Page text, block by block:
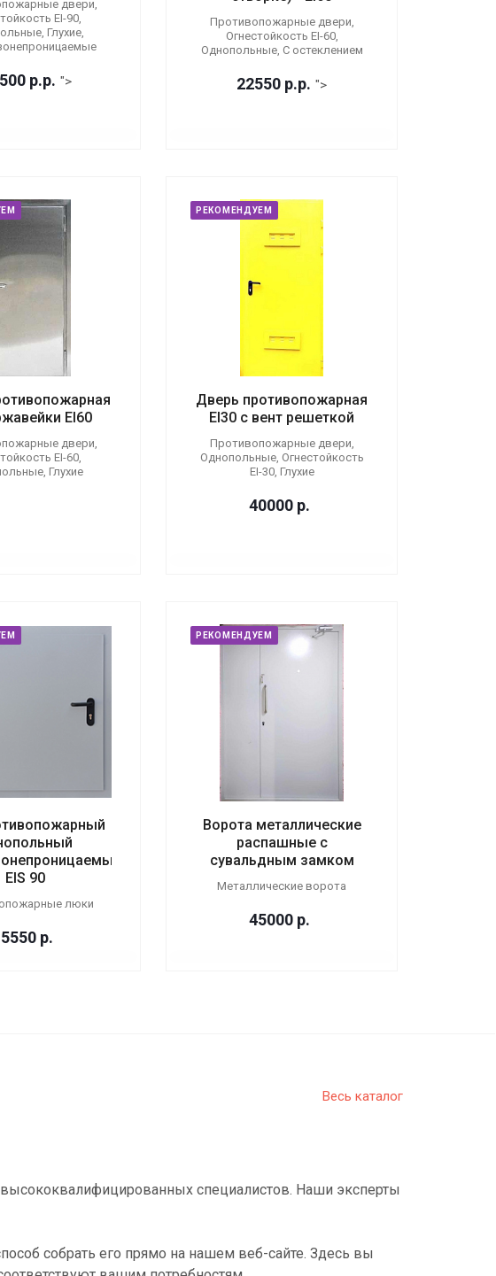
двери,
EI-90,
Глухие,
р.р. ">
Противопожарные двери,
Огнестойкость EI-60,
Однопольные, С остеклением
22550 р.р. ">
EI60
двери,
EI-60,
Глухие
РЕКОМЕНДУЕМ
Дверь противопожарная
EI30 с вент решеткой
Противопожарные двери,
Однопольные, Огнестойкость
EI-30, Глухие
40000 р.
EIS 90
люки
р.
РЕКОМЕНДУЕМ
Ворота металлические
распашные с
сувальдным замком
Металлические ворота
45000 р.
Весь каталог
специалистов. Наши эксперты
собрать его прямо на нашем веб-сайте. Здесь вы